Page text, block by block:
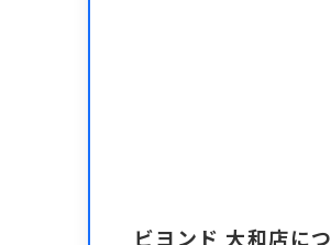
ビヨンド 大和店に